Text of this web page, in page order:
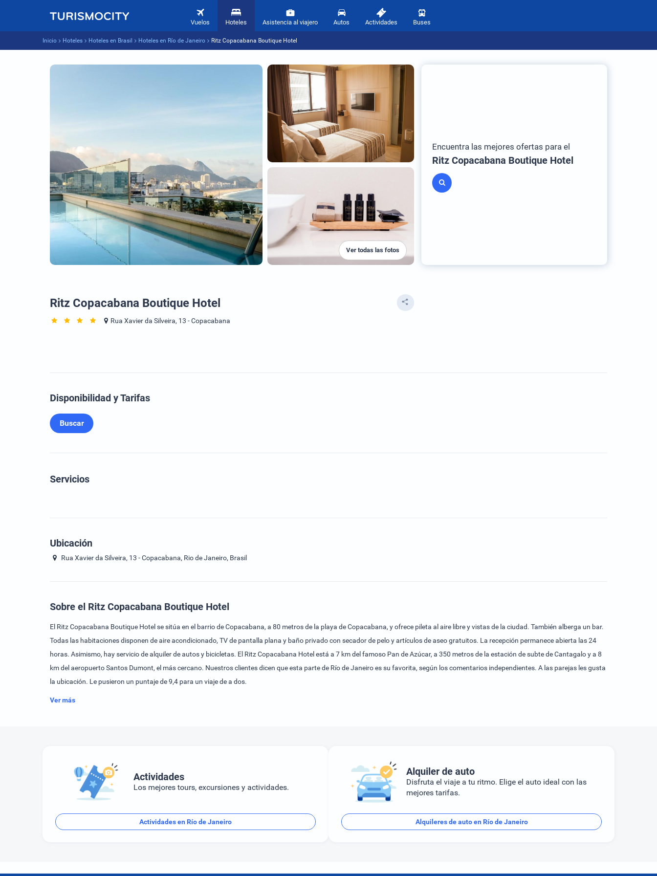
Vuelos Hoteles Asistencia al viajero Autos Actividades Buses
Inicio Hoteles Hoteles en Brasil Hoteles en Río de Janeiro Ritz Copacabana Boutique Hotel
Ver todas las fotos
Encuentra las mejores ofertas para el
Ritz Copacabana Boutique Hotel
Ritz Copacabana Boutique Hotel
Rua Xavier da Silveira, 13 - Copacabana
Disponibilidad y Tarifas
Buscar
Servicios
Ubicación
Rua Xavier da Silveira, 13 - Copacabana, Rio de Janeiro, Brasil
Sobre el Ritz Copacabana Boutique Hotel
El Ritz Copacabana Boutique Hotel se sitúa en el barrio de Copacabana, a 80 metros de la playa de Copacabana, y ofrece pileta al aire libre y vistas de la ciudad. También alberga un bar.
Todas las habitaciones disponen de aire acondicionado, TV de pantalla plana y baño privado con secador de pelo y artículos de aseo gratuitos. La recepción permanece abierta las 24
horas. Asimismo, hay servicio de alquiler de autos y bicicletas. El Ritz Copacabana Hotel está a 7 km del famoso Pan de Azúcar, a 350 metros de la estación de subte de Cantagalo y a 8
km del aeropuerto Santos Dumont, el más cercano. Nuestros clientes dicen que esta parte de Río de Janeiro es su favorita, según los comentarios independientes. A las parejas les gusta
la ubicación. Le pusieron un puntaje de 9,4 para un viaje de a dos.
Ver más
Actividades
Los mejores tours, excursiones y actividades.
Actividades en Río de Janeiro
Alquiler de auto
Disfruta el viaje a tu ritmo. Elige el auto ideal con las
mejores tarifas.
Alquileres de auto en Río de Janeiro